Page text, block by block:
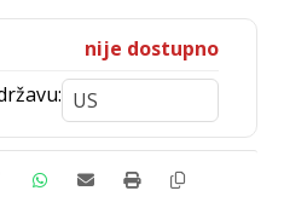
nije dostupno